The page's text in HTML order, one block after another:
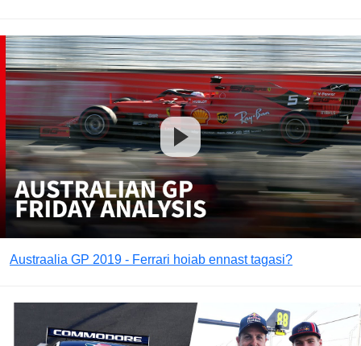
Austraalia GP 2019 - Ferrari hoiab ennast tagasi?